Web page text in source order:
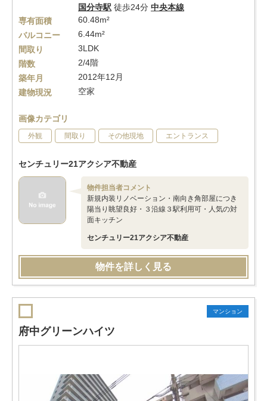
国分寺駅 徒歩24分 中央本線
専有面積
60.48m²
バルコニー
6.44m²
間取り
3LDK
階数
2/4階
築年月
2012年12月
建物現況
空家
画像カテゴリ
外観 間取り その他現地 エントランス
センチュリー21アクシア不動産
物件担当者コメント
新規内装リノベーション・南向き角部屋につき
陽当り眺望良好・３沿線３駅利用可・人気の対
面キッチン
センチュリー21アクシア不動産
物件を詳しく見る
マンション
府中グリーンハイツ